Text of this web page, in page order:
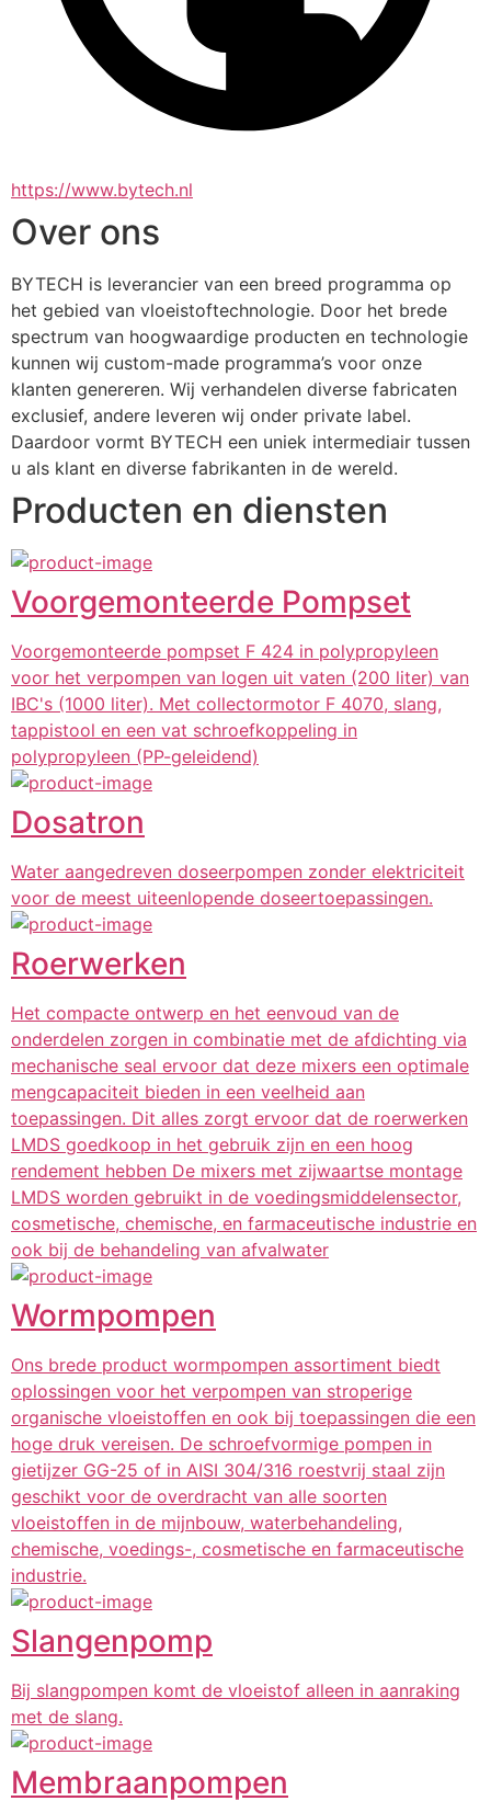
https://www.bytech.nl
Over ons
BYTECH is leverancier van een breed programma op
het gebied van vloeistoftechnologie. Door het brede
spectrum van hoogwaardige producten en technologie
kunnen wij custom-made programma’s voor onze
klanten genereren. Wij verhandelen diverse fabricaten
exclusief, andere leveren wij onder private label.
Daardoor vormt BYTECH een uniek intermediair tussen
u als klant en diverse fabrikanten in de wereld.
Producten en diensten
Voorgemonteerde Pompset
Voorgemonteerde pompset F 424 in polypropyleen
voor het verpompen van logen uit vaten (200 liter) van
IBC's (1000 liter). Met collectormotor F 4070, slang,
tappistool en een vat schroefkoppeling in
polypropyleen (PP-geleidend)
Dosatron
Water aangedreven doseerpompen zonder elektriciteit
voor de meest uiteenlopende doseertoepassingen.
Roerwerken
Het compacte ontwerp en het eenvoud van de
onderdelen zorgen in combinatie met de afdichting via
mechanische seal ervoor dat deze mixers een optimale
mengcapaciteit bieden in een veelheid aan
toepassingen. Dit alles zorgt ervoor dat de roerwerken
LMDS goedkoop in het gebruik zijn en een hoog
rendement hebben De mixers met zijwaartse montage
LMDS worden gebruikt in de voedingsmiddelensector,
cosmetische, chemische, en farmaceutische industrie en
ook bij de behandeling van afvalwater
Wormpompen
Ons brede product wormpompen assortiment biedt
oplossingen voor het verpompen van stroperige
organische vloeistoffen en ook bij toepassingen die een
hoge druk vereisen. De schroefvormige pompen in
gietijzer GG-25 of in AISI 304/316 roestvrij staal zijn
geschikt voor de overdracht van alle soorten
vloeistoffen in de mijnbouw, waterbehandeling,
chemische, voedings-, cosmetische en farmaceutische
industrie.
Slangenpomp
Bij slangpompen komt de vloeistof alleen in aanraking
met de slang.
Membraanpompen